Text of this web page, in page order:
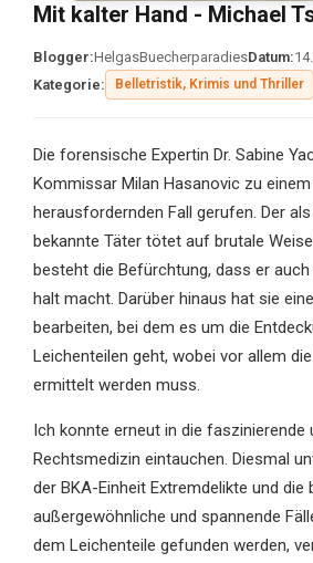
Mit kalter Hand - Michael
Blogger:HelgasBuecherparadiesDatum:
Kategorie:
Belletristik, Krimis und Thriller
Die forensische Expertin Dr. Sabine
Kommissar Milan Hasanovic zu
herausfordernden Fall gerufen. Der
bekannte Täter tötet auf brutale
besteht die Befürchtung, dass er
halt macht. Darüber hinaus hat sie
bearbeiten, bei dem es um die
Leichenteilen geht, wobei vor allem
ermittelt werden muss.
Ich konnte erneut in die faszinierende
Rechtsmedizin eintauchen. Diesmal
der BKA-Einheit Extremdelikte und die
außergewöhnliche und spannende
dem Leichenteile gefunden werden,